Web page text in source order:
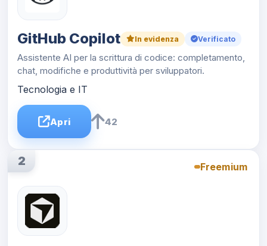
GitHub Copilot In evidenza Verificato
Assistente AI per la scrittura di codice: completamento,
chat, modifiche e produttività per sviluppatori.
Tecnologia e IT
Apri 42
2 Freemium